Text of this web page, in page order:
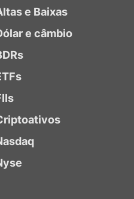
e Baixas
e câmbio